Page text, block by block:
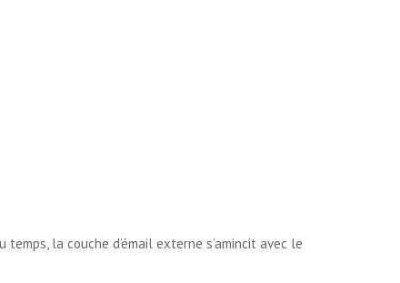
la couche d’émail externe s’amincit avec le